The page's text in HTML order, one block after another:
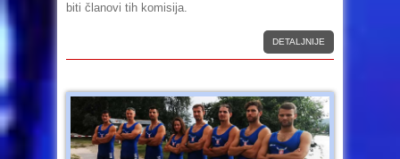
biti članovi tih komisija.
DETALJNIJE